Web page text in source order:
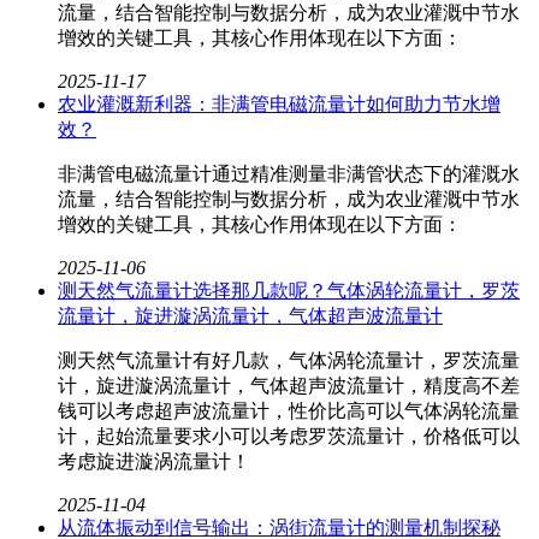
流量，结合智能控制与数据分析，成为农业灌溉中节水
增效的关键工具，其核心作用体现在以下方面：
2025-11-17
农业灌溉新利器：非满管电磁流量计如何助力节水增
效？
非满管电磁流量计通过精准测量非满管状态下的灌溉水
流量，结合智能控制与数据分析，成为农业灌溉中节水
增效的关键工具，其核心作用体现在以下方面：
2025-11-06
测天然气流量计选择那几款呢？气体涡轮流量计，罗茨
流量计，旋进漩涡流量计，气体超声波流量计
测天然气流量计有好几款，气体涡轮流量计，罗茨流量
计，旋进漩涡流量计，气体超声波流量计，精度高不差
钱可以考虑超声波流量计，性价比高可以气体涡轮流量
计，起始流量要求小可以考虑罗茨流量计，价格低可以
考虑旋进漩涡流量计！
2025-11-04
从流体振动到信号输出：涡街流量计的测量机制探秘